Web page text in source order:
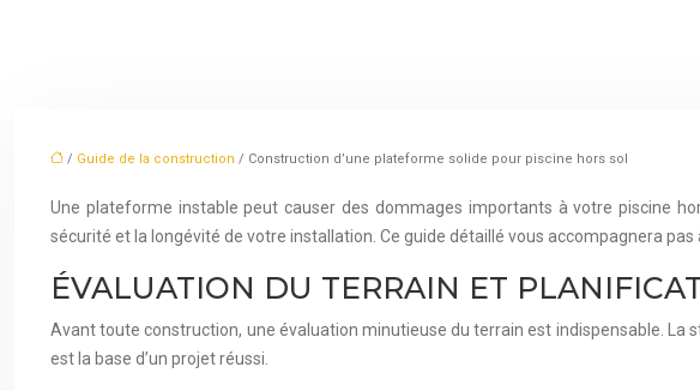
/ Guide de la construction / Construction d’une plateforme solide pour piscine hors sol
Une plateforme instable peut causer des dommages importants à votre piscine
sécurité et la longévité de votre installation. Ce guide détaillé vous accompagnera
ÉVALUATION DU TERRAIN ET
Avant toute construction, une évaluation minutieuse du terrain est indispensable.
est la base d’un projet réussi.